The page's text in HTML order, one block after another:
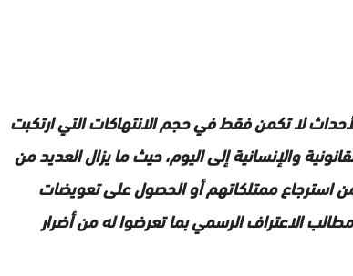
لا تكمن فقط في حجم الانتهاكات التي ارتكبت
والإنسانية إلى اليوم، حيث ما يزال العديد من
استرجاع ممتلكاتهم أو الحصول على تعويضات
الاعتراف الرسمي بما تعرضوا له من أضرار